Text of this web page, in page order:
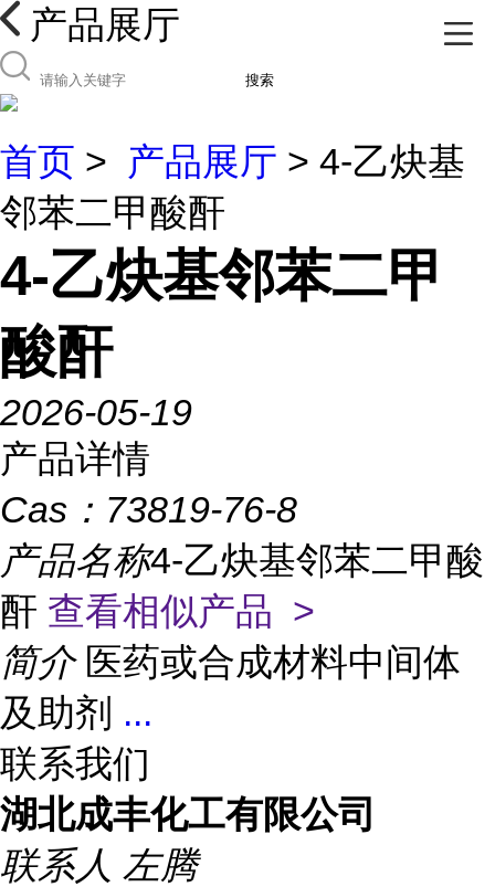
产品展厅
搜索
首页 > 产品展厅 > 4-乙炔基
邻苯二甲酸酐
4-乙炔基邻苯二甲
酸酐
2026-05-19
产品详情
Cas： 73819-76-8
产品名称4-乙炔基邻苯二甲酸
酐 查看相似产品 >
简介 医药或合成材料中间体
及助剂 ...
联系我们
湖北成丰化工有限公司
联系人 左腾